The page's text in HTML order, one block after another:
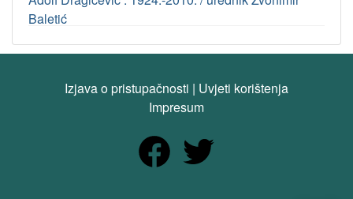
Baletić
Izjava o pristupačnosti | Uvjeti korištenja
Impresum